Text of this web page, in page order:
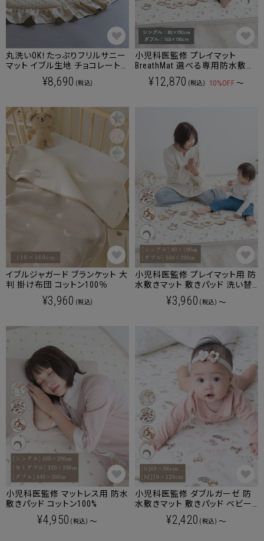
丸洗いOK！たっぷりフリルサニー
マット イブル生地 チョコレート
キルティング¥8,690 (税込)
小児科医監修 プレイマット
BreathMat 選べる専用防水敷き
マットカバー
¥12,870 (税込) 10%OFF ～
イブルジャガード ブランケット 大
判 掛け布団 コットン100％
¥3,960 (税込)
小児科医監修 プレイマット用 防
水敷きマット 敷きパッド 洗い替
えカバー BreathMat コットン
¥3,960 (税込) ～
小児科医監修 マットレス用 防水
敷きパッド コットン100%
¥4,950 (税込) ～
小児科医監修 ダブルガーゼ 防
水敷きマット 敷きパッド ベビー
ベッドサイズ お昼寝ふとんサイ
ズ おねしょシーツ 防水 コットン
¥2,420 (税込) ～